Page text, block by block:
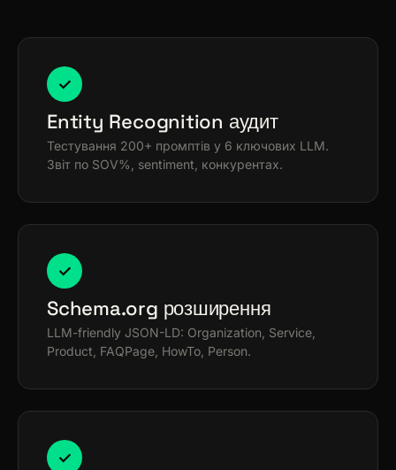
✓
Entity Recognition аудит
Тестування 200+ промптів у 6 ключових LLM.
Звіт по SOV%, sentiment, конкурентах.
✓
Schema.org розширення
LLM-friendly JSON-LD: Organization, Service,
Product, FAQPage, HowTo, Person.
✓